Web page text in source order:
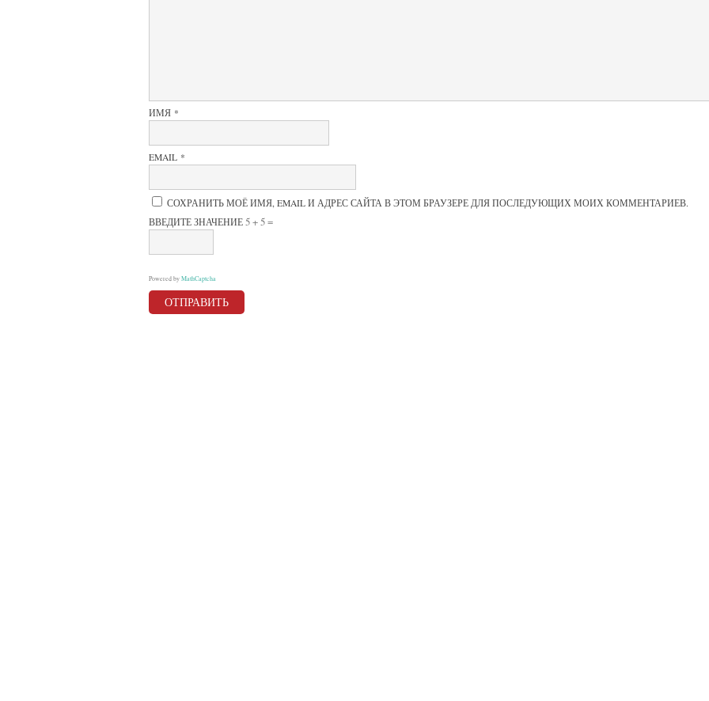
ИМЯ *
EMAIL *
СОХРАНИТЬ МОЁ ИМЯ, EMAIL И АДРЕС САЙТА В ЭТОМ БРАУЗЕРЕ ДЛЯ ПОСЛЕДУЮЩИХ МОИХ КОММЕНТАРИЕВ.
ВВЕДИТЕ ЗНАЧЕНИЕ 5 + 5 =
Powered by MathCaptcha